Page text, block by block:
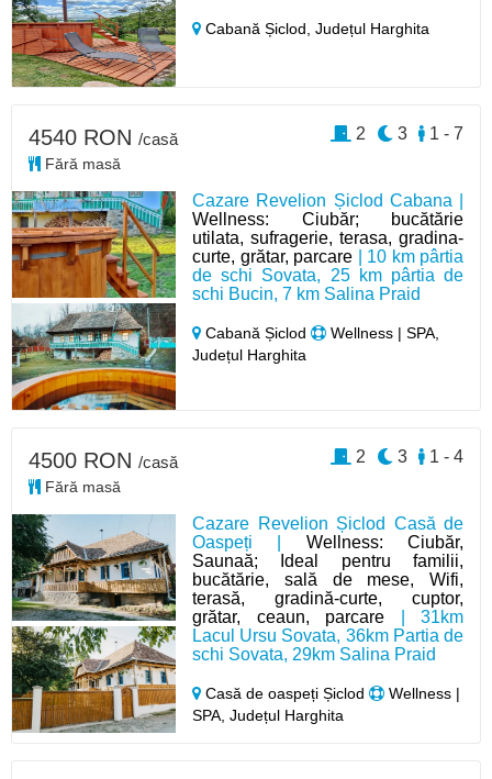
Cabană Șiclod,Județul Harghita
Cazare Revelion Șiclod Cabana |
Wellness: Ciubăr; bucătărie
utilata, sufragerie, terasa, gradina-
curte, grătar, parcare | 10 km pârtia
de schi Sovata, 25 km pârtia de
schi Bucin, 7 km Salina Praid
Cabană Șiclod
Wellness | SPA,
Județul Harghita
4540 RON /casă
Fără masă
1 - 7
3
2
Cazare Revelion Șiclod Casă de
Oaspeți | Wellness: Ciubăr,
Saunaă; Ideal pentru familii,
bucătărie, sală de mese, Wifi,
terasă, gradină-curte, cuptor,
grătar, ceaun, parcare | 31km
Lacul Ursu Sovata, 36km Partia de
schi Sovata, 29km Salina Praid
Casă de oaspeți Șiclod
Wellness |
SPA, Județul Harghita
4500 RON /casă
Fără masă
1 - 4
3
2